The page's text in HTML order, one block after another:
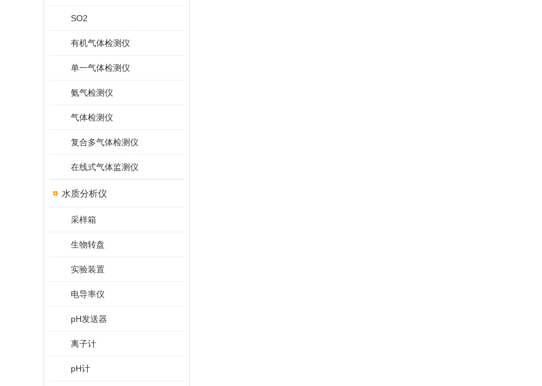
SO2
有机气体检测仪
单一气体检测仪
氨气检测仪
气体检测仪
复合多气体检测仪
在线式气体监测仪
水质分析仪
采样箱
生物转盘
实验装置
电导率仪
pH发送器
离子计
pH计